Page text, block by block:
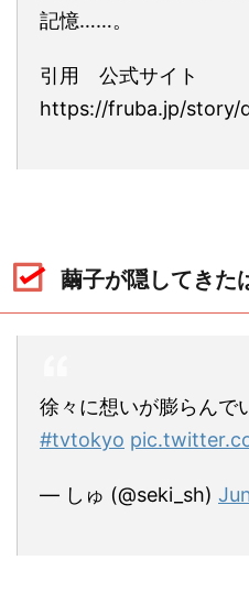
記憶……。
引用 公式サイト
https://fruba.jp/story/
繭子が隠してきた
徐々に想いが膨らんで
#tvtokyo
— しゅ (@seki_sh)